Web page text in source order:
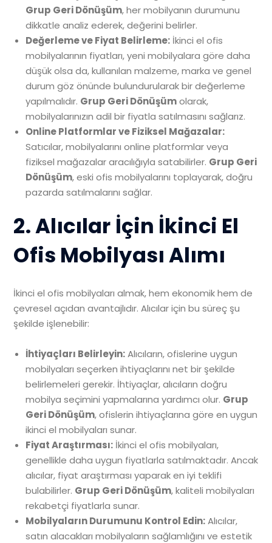
Grup Geri Dönüşüm, her mobilyanın durumunu
dikkatle analiz ederek, değerini belirler.
Değerleme ve Fiyat Belirleme: İkinci el ofis
mobilyalarının fiyatları, yeni mobilyalara göre daha
düşük olsa da, kullanılan malzeme, marka ve genel
durum göz önünde bulundurularak bir değerleme
yapılmalıdır. Grup Geri Dönüşümolarak,
mobilyalarınızın adil bir fiyatla satılmasını sağlarız.
Online Platformlar ve Fiziksel Mağazalar:
Satıcılar, mobilyalarını online platformlar veya
fiziksel mağazalar aracılığıyla satabilirler. Grup Geri
Dönüşüm, eski ofis mobilyalarını toplayarak, doğru
pazarda satılmalarını sağlar.
2. Alıcılar İçin İkinci El
Ofis Mobilyası Alımı
İkinci el ofis mobilyaları almak, hem ekonomik hem de
çevresel açıdan avantajlıdır. Alıcılar için bu süreç şu
şekilde işlenebilir:
İhtiyaçları Belirleyin:Alıcıların, ofislerine uygun
mobilyaları seçerken ihtiyaçlarını net bir şekilde
belirlemeleri gerekir. İhtiyaçlar, alıcıların doğru
mobilya seçimini yapmalarına yardımcı olur. Grup
Geri Dönüşüm, ofislerin ihtiyaçlarına göre en uygun
ikinci el mobilyaları sunar.
Fiyat Araştırması: İkinci el ofis mobilyaları,
genellikle daha uygun fiyatlarla satılmaktadır. Ancak
alıcılar, fiyat araştırması yaparak en iyi teklifi
bulabilirler. Grup Geri Dönüşüm, kaliteli mobilyaları
rekabetçi fiyatlarla sunar.
Mobilyaların Durumunu Kontrol Edin:Alıcılar,
satın alacakları mobilyaların sağlamlığını ve estetik